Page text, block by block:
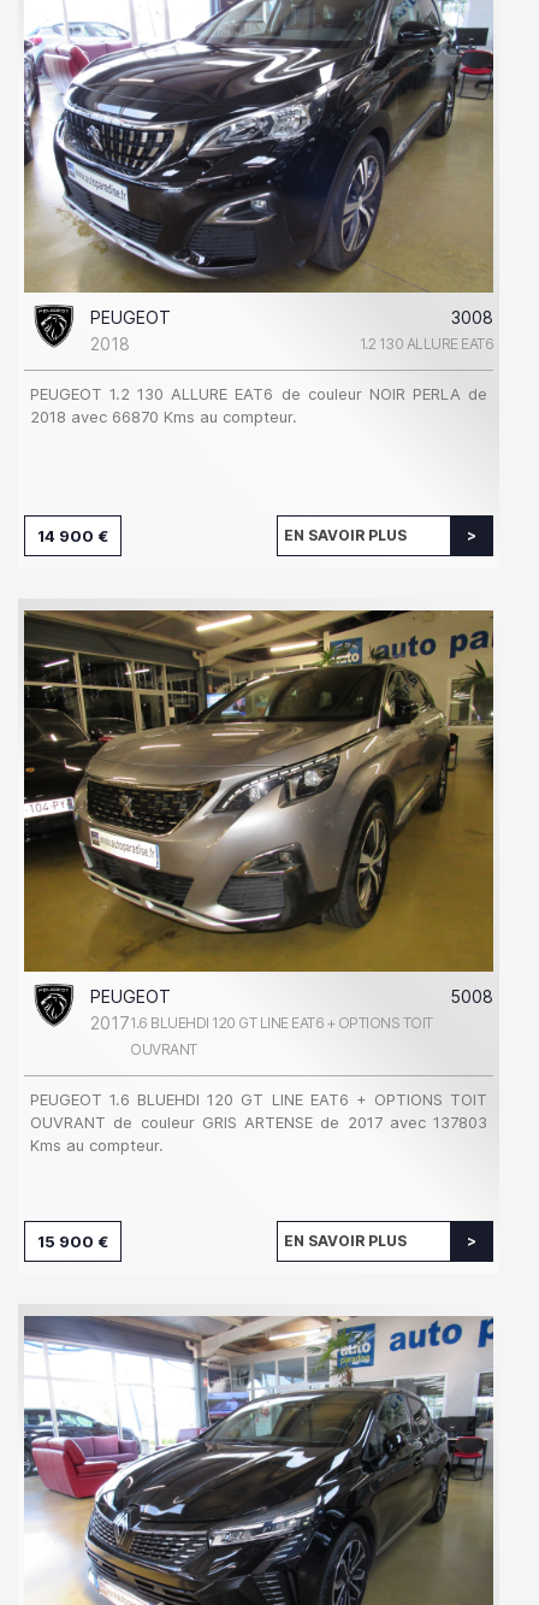
PEUGEOT
3008
2018
1.2 130 ALLURE EAT6
PEUGEOT 1.2 130 ALLURE EAT6 de couleur NOIR PERLA de
2018 avec 66870 Kms au compteur.
14 900 € EN SAVOIR PLUS
PEUGEOT
5008
20171.6 BLUEHDI 120 GT LINE EAT6 + OPTIONS TOIT
OUVRANT
PEUGEOT 1.6 BLUEHDI 120 GT LINE EAT6 + OPTIONS TOIT
OUVRANT de couleur GRIS ARTENSE de 2017 avec 137803
Kms au compteur.
15 900 € EN SAVOIR PLUS